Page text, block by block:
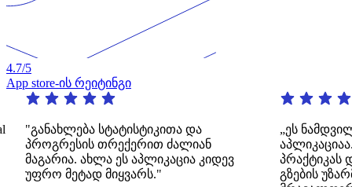
4.7/5
App store-ის რეიტინგი
სტატისტიკითა და
თრექერით ძალიან
ახლა ეს აპლიკაცია კიდევ
მეტად მიყვარს."
„ეს ნამდვილად
აპლიკაციაა. ის
პრაქტიკას
გზების